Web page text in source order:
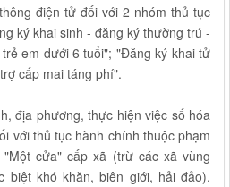
điện tử đối với 2 nhóm thủ tục
ký khai sinh - đăng ký thường trú -
em dưới 6 tuổi"; "Đăng ký khai tử
cấp mai táng phí".
địa phương, thực hiện việc số hóa
với thủ tục hành chính thuộc phạm
cửa" cấp xã (trừ các xã vùng
biệt khó khăn, biên giới, hải đảo).